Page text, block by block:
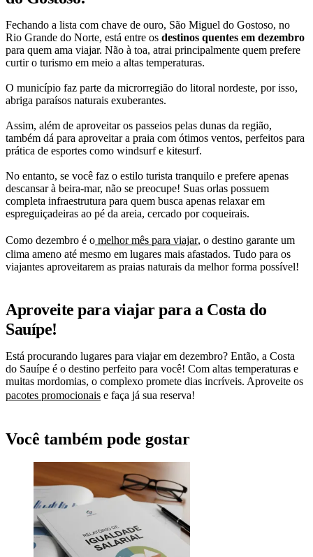
Fechando a lista com chave de ouro, São Miguel do Gostoso, no
Rio Grande do Norte, está entre os destinos quentes em dezembro
para quem ama viajar. Não à toa, atrai principalmente quem prefere
curtir o turismo em meio a altas temperaturas.
O município faz parte da microrregião do litoral nordeste, por isso,
abriga paraísos naturais exuberantes.
Assim, além de aproveitar os passeios pelas dunas da região,
também dá para aproveitar a praia com ótimos ventos, perfeitos para
prática de esportes como windsurf e kitesurf.
No entanto, se você faz o estilo turista tranquilo e prefere apenas
descansar à beira-mar, não se preocupe! Suas orlas possuem
completa infraestrutura para quem busca apenas relaxar em
espreguiçadeiras ao pé da areia, cercado por coqueirais.
Como dezembro é o melhor mês para viajar, o destino garante um
clima ameno até mesmo em lugares mais afastados. Tudo para os
viajantes aproveitarem as praias naturais da melhor forma possível!
Aproveite para viajar para a Costa do
Sauípe!
Está procurando lugares para viajar em dezembro? Então, a Costa
do Sauípe é o destino perfeito para você! Com altas temperaturas e
muitas mordomias, o complexo promete dias incríveis. Aproveite os
pacotes promocionais e faça já sua reserva!
Você também pode gostar